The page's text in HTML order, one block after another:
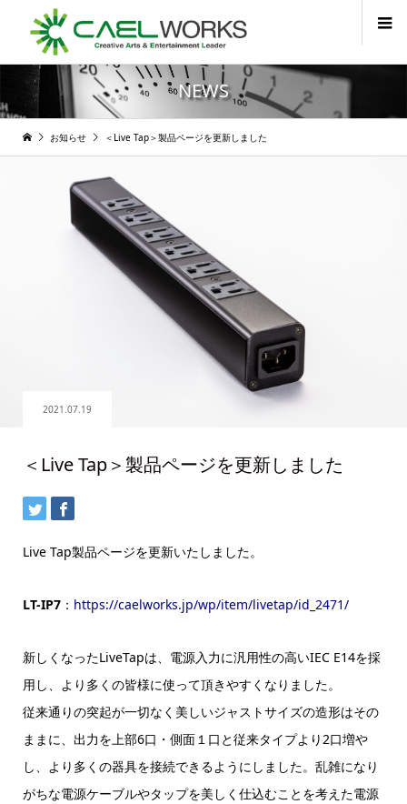
NEWS
お知らせ ＜Live Tap＞製品ページを更新しました
2021.07.19
＜Live Tap＞製品ページを更新しました
Live Tap製品ページを更新いたしました。
LT-IP7： https://caelworks.jp/wp/item/livetap/id_2471/
新しくなったLiveTapは、電源入力に汎用性の高いIEC E14を採
用し、より多くの皆様に使って頂きやすくなりました。
従来通りの突起が一切なく美しいジャストサイズの造形はその
ままに、出力を上部6口・側面１口と従来タイプより2口増や
し、より多くの器具を接続できるようにしました。乱雑になり
がちな電源ケーブルやタップを美しく仕込むことを考えた電源